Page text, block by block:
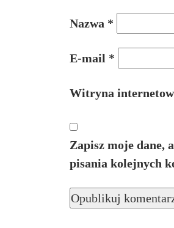
Nazwa *
E-mail *
Witryna
Zapisz moje dane,
pisania kolejnych